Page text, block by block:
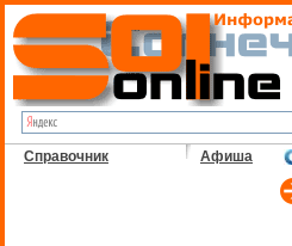
Справочник Афиша